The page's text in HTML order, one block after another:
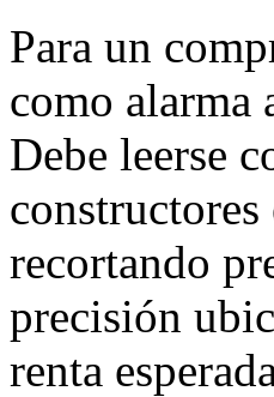
Para un
como alarma
Debe leerse
recortando
precisión
renta